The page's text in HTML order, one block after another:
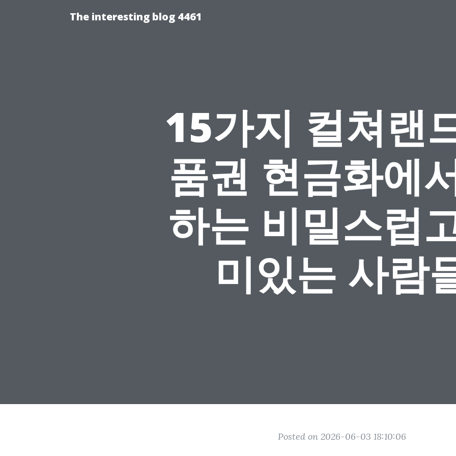
The interesting blog 4461
15가지 컬쳐랜
품권 현금화에
하는 비밀스럽
미있는 사람
Posted on 2026-06-03 18:10:06